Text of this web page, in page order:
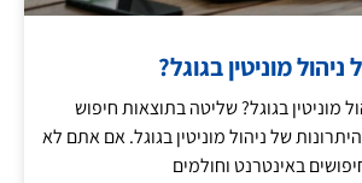
מוניטין בגוגל?
מוניטין בגוגל? שליטה בתוצאות חיפוש
של ניהול מוניטין בגוגל. אם אתם לא
באינטרנט וחולמים